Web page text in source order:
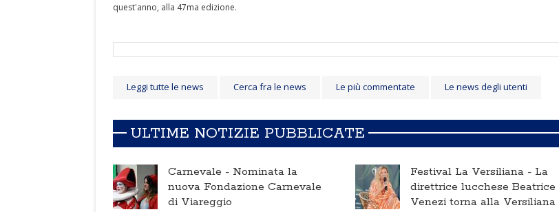
quest'anno, alla 47ma edizione.
Leggi tutte le news Cerca fra le news Le più commentate Le news degli utenti
ULTIME NOTIZIE PUBBLICATE
Carnevale - Nominata la
nuova Fondazione Carnevale
di Viareggio
Festival La Versiliana - La
direttrice lucchese Beatrice
Venezi torna alla Versiliana